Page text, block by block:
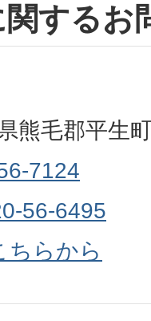
するお
熊毛郡平生
7124
56-6495
ちらから